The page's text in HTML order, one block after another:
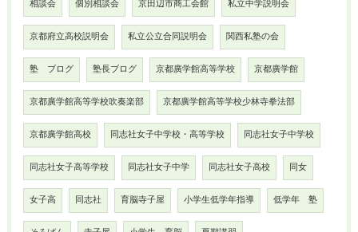
相談会 個別相談会 京田辺市商工会館 私立中学説明会
京都府立高校説明会 私立公立合同説明会 関西私塾の会
塾 ブログ 塾長ブログ 京都廣学館高等学校 京都廣学館
京都廣学館高等学校吹奏楽部 京都廣学館高等学校少林寺拳法部
京都廣学館高校 同志社女子中学校・高等学校 同志社女子中学校
同志社女子高等学校 同志社女子中学 同志社女子高校 同女
女子高 同志社 育脳寺子屋 小学生低学年指導 低学年 塾